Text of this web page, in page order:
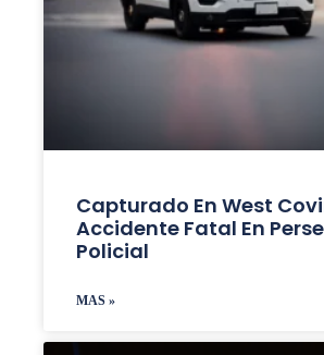
Capturado En West
Accidente Fatal En
Policial
MAS »